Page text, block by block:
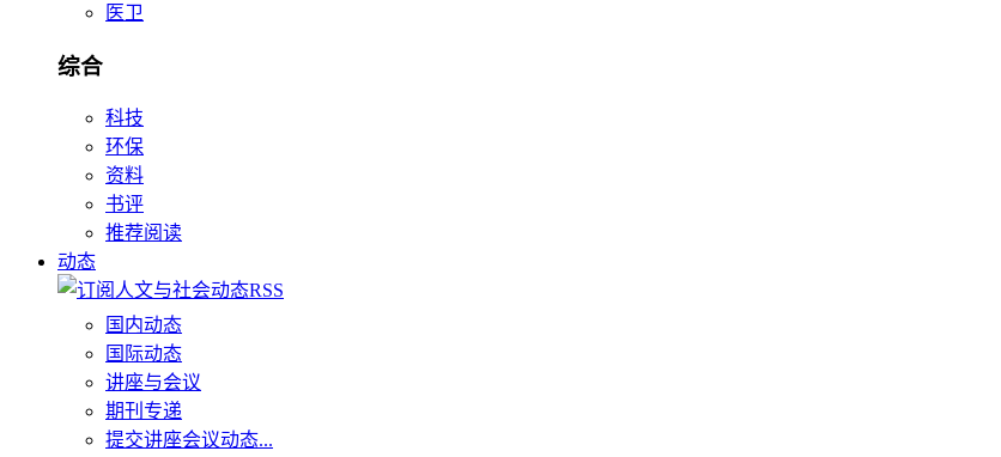
医卫
综合
科技
环保
资料
书评
推荐阅读
动态
国内动态
国际动态
讲座与会议
期刊专递
提交讲座会议动态...